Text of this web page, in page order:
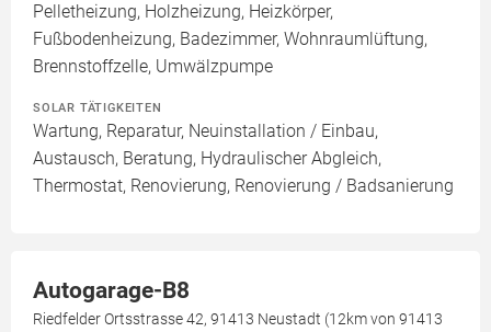
Pelletheizung, Holzheizung, Heizkörper,
Fußbodenheizung, Badezimmer, Wohnraumlüftung,
Brennstoffzelle, Umwälzpumpe
SOLAR TÄTIGKEITEN
Wartung, Reparatur, Neuinstallation / Einbau,
Austausch, Beratung, Hydraulischer Abgleich,
Thermostat, Renovierung, Renovierung / Badsanierung
Autogarage-B8
Riedfelder Ortsstrasse 42, 91413 Neustadt (12km von 91413